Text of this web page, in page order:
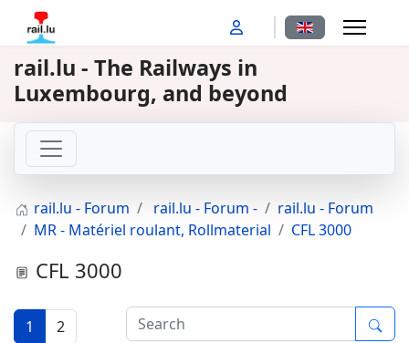
Select your
rail.lu - The Railways in
Luxembourg, and beyond
rail.lu - Forum rail.lu - Forum -
rail.lu - Forum
MR - Matériel roulant, Rollmaterial
CFL 3000
CFL 3000
1 2